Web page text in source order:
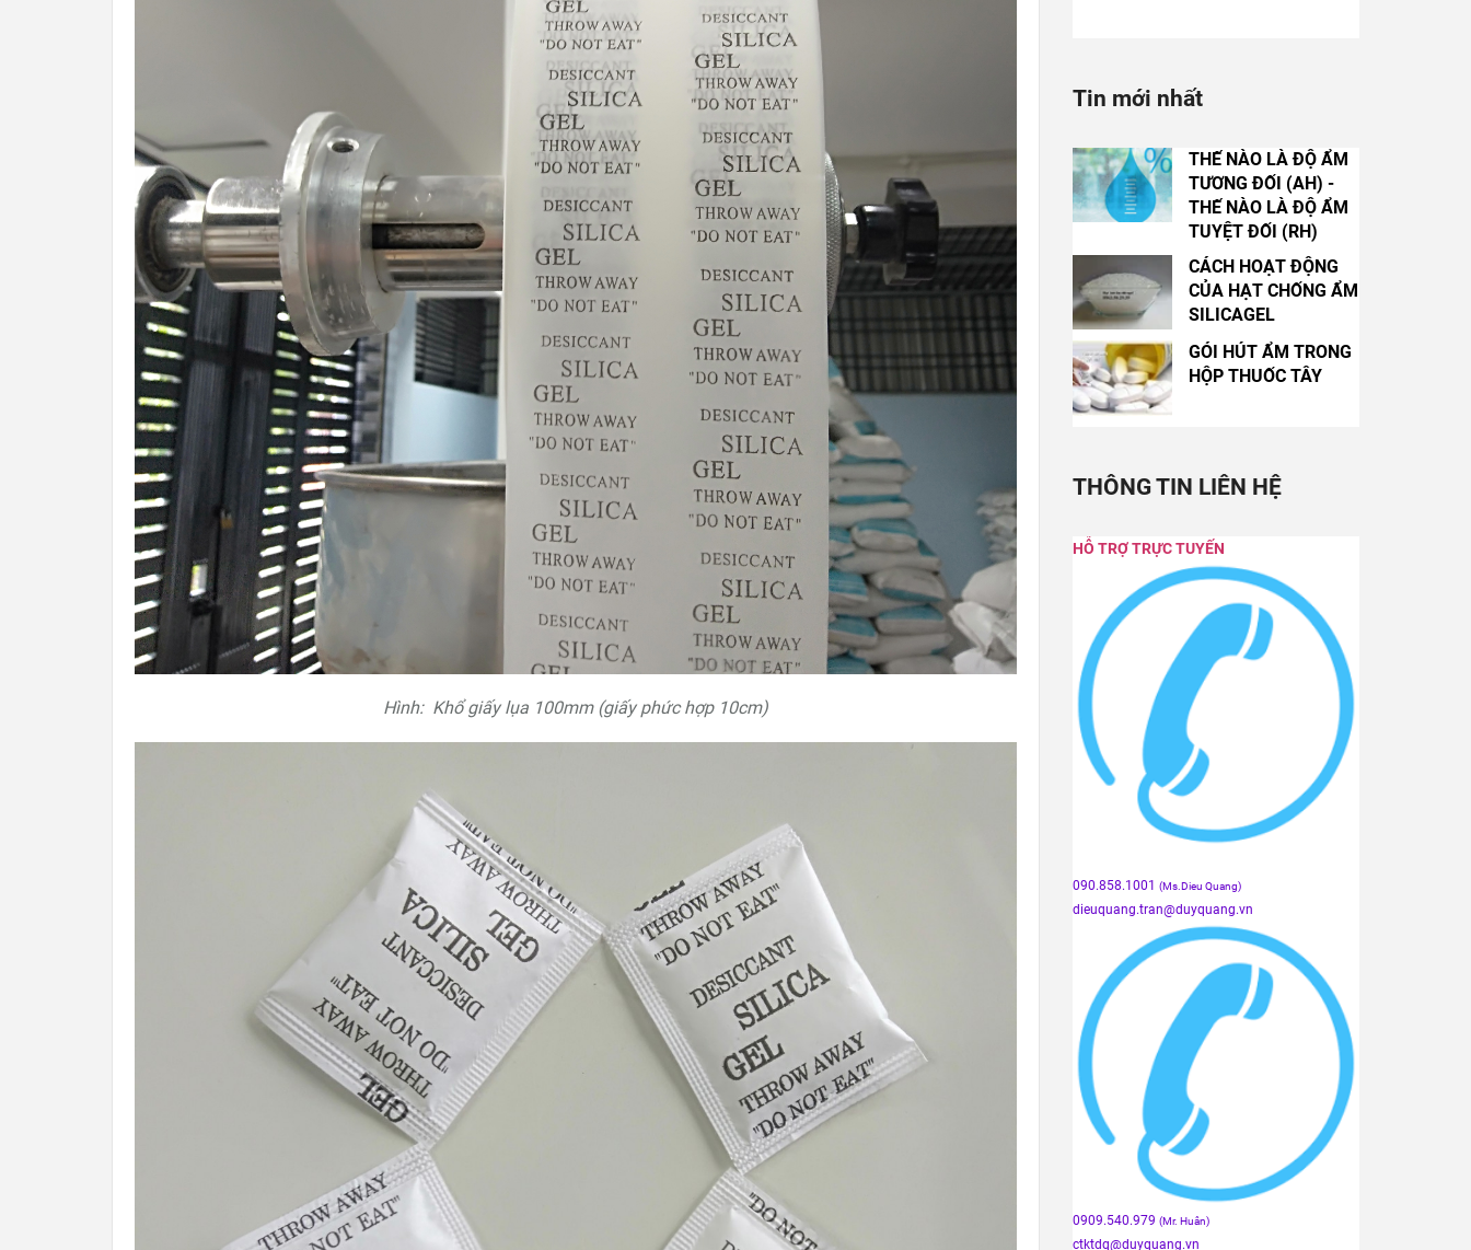
Hình: Khổ giấy lụa 100mm (giấy phức hợp 10cm)
Tin mới nhất
THẾ NÀO LÀ ĐỘ ẨM
TƯƠNG ĐỐI (AH) -
THẾ NÀO LÀ ĐỘ ẨM
TUYỆT ĐỐI (RH)
CÁCH HOẠT ĐỘNG
CỦA HẠT CHỐNG ẨM
SILICAGEL
GÓI HÚT ẨM TRONG
HỘP THUỐC TÂY
THÔNG TIN LIÊN HỆ
HỖ TRỢ TRỰC TUYẾN
090.858.1001 (Ms.Dieu Quang)
dieuquang.tran@duyquang.vn
0909.540.979 (Mr. Huân)
ctktdq@duyquang.vn